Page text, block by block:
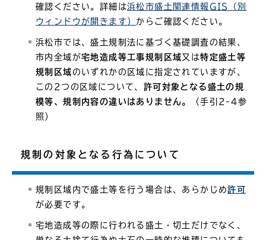
確認ください。詳細は浜松市盛土関連情報GIS（別
ウィンドウが開きます） からご確認ください。
浜松市では、盛土規制法に基づく基礎調査の結果、
市内全域が宅地造成等工事規制区域又は特定盛土等
規制区域 のいずれかの区域に指定されていますが、
この2つの区域について、 許可対象となる盛土の規
模等、規制内容の違いはありません。
（手引2-4参
照）
規制の対象となる行為について
規制区域内で盛土等を行う場合は、あらかじめ許可
が必要です。
宅地造成等の際に行われる盛土・切土だけでなく、